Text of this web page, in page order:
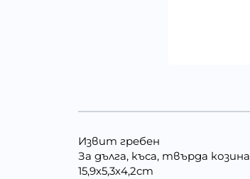
Извит гребен
За дълга, къса, твърда козина
15,9х5,3х4,2cm